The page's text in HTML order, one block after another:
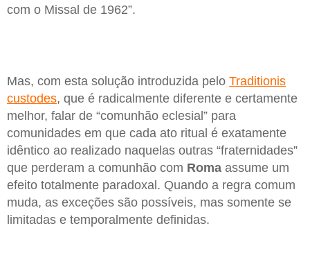
com o Missal de 1962”.
Mas, com esta solução introduzida pelo Traditionis
custodes, que é radicalmente diferente e certamente
melhor, falar de “comunhão eclesial” para
comunidades em que cada ato ritual é exatamente
idêntico ao realizado naquelas outras “fraternidades”
que perderam a comunhão com Roma assume um
efeito totalmente paradoxal. Quando a regra comum
muda, as exceções são possíveis, mas somente se
limitadas e temporalmente definidas.